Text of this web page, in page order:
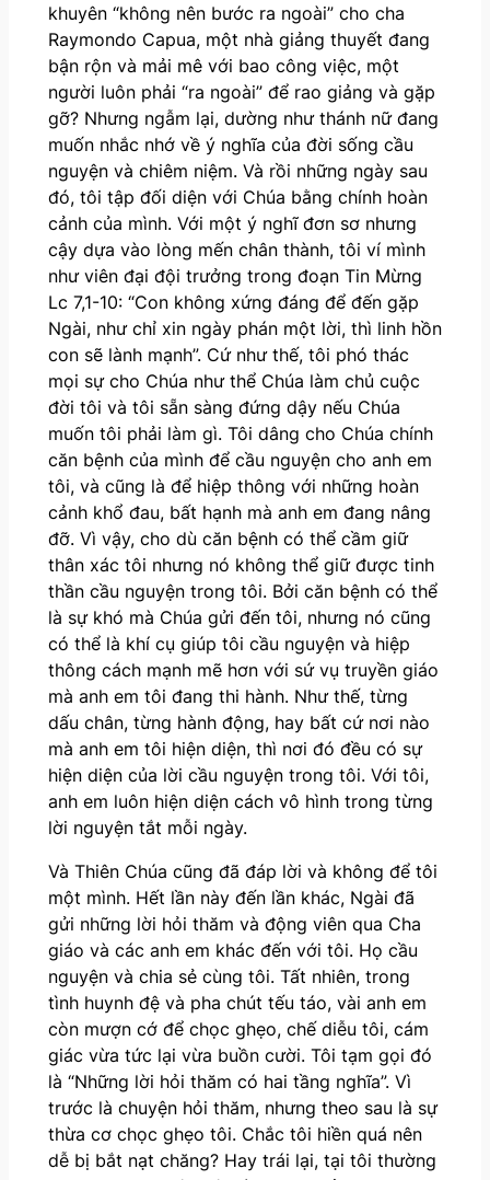
khuyên “không nên bước ra ngoài” cho cha
Raymondo Capua, một nhà giảng thuyết đang
bận rộn và mải mê với bao công việc, một
người luôn phải “ra ngoài” để rao giảng và gặp
gỡ? Nhưng ngẫm lại, dường như thánh nữ đang
muốn nhắc nhớ về ý nghĩa của đời sống cầu
nguyện và chiêm niệm. Và rồi những ngày sau
đó, tôi tập đối diện với Chúa bằng chính hoàn
cảnh của mình. Với một ý nghĩ đơn sơ nhưng
cậy dựa vào lòng mến chân thành, tôi ví mình
như viên đại đội trưởng trong đoạn Tin Mừng
Lc 7,1-10: “Con không xứng đáng để đến gặp
Ngài, như chỉ xin ngày phán một lời, thì linh hồn
con sẽ lành mạnh”. Cứ như thế, tôi phó thác
mọi sự cho Chúa như thể Chúa làm chủ cuộc
đời tôi và tôi sẵn sàng đứng dậy nếu Chúa
muốn tôi phải làm gì. Tôi dâng cho Chúa chính
căn bệnh của mình để cầu nguyện cho anh em
tôi, và cũng là để hiệp thông với những hoàn
cảnh khổ đau, bất hạnh mà anh em đang nâng
đỡ. Vì vậy, cho dù căn bệnh có thể cầm giữ
thân xác tôi nhưng nó không thể giữ được tinh
thần cầu nguyện trong tôi. Bởi căn bệnh có thể
là sự khó mà Chúa gửi đến tôi, nhưng nó cũng
có thể là khí cụ giúp tôi cầu nguyện và hiệp
thông cách mạnh mẽ hơn với sứ vụ truyền giáo
mà anh em tôi đang thi hành. Như thế, từng
dấu chân, từng hành động, hay bất cứ nơi nào
mà anh em tôi hiện diện, thì nơi đó đều có sự
hiện diện của lời cầu nguyện trong tôi. Với tôi,
anh em luôn hiện diện cách vô hình trong từng
lời nguyện tắt mỗi ngày.
Và Thiên Chúa cũng đã đáp lời và không để tôi
một mình. Hết lần này đến lần khác, Ngài đã
gửi những lời hỏi thăm và động viên qua Cha
giáo và các anh em khác đến với tôi. Họ cầu
nguyện và chia sẻ cùng tôi. Tất nhiên, trong
tình huynh đệ và pha chút tếu táo, vài anh em
còn mượn cớ để chọc ghẹo, chế diễu tôi, cám
giác vừa tức lại vừa buồn cười. Tôi tạm gọi đó
là “Những lời hỏi thăm có hai tầng nghĩa”. Vì
trước là chuyện hỏi thăm, nhưng theo sau là sự
thừa cơ chọc ghẹo tôi. Chắc tôi hiền quá nên
dễ bị bắt nạt chăng? Hay trái lại, tại tôi thường